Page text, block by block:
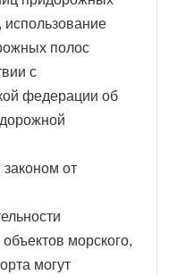
использование
полос
с
федерации об
от
морского,
могут